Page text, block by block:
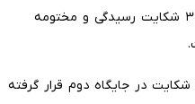
در صدر قرار دارد که از این تعداد، ۳۲۱ شکایت رسیدگی و مختومه
پس از آن، رشته بیمه درمان با ۲۳۶ شکایت در جایگاه دوم قرار گرفته